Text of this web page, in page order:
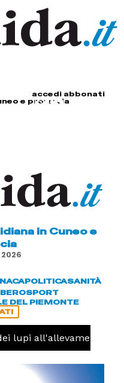
accedi abbonati
e provincia
in Cuneo e
POLITICASANITÀ
SPORT
DEL PIEMONTE
lupi all'allevamento